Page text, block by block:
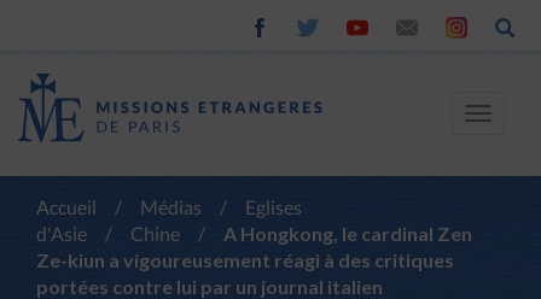
Toggle
Accueil / Médias /
Eglises
d'Asie
/ Chine /
A Hongkong, le cardinal Zen
Ze-kiun a vigoureusement réagi à des critiques
portées contre lui par un journal italien